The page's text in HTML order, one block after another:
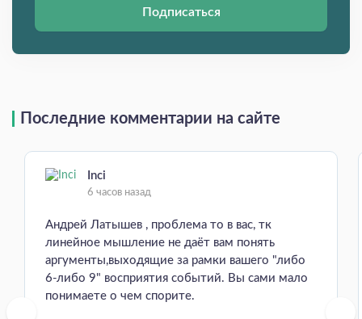
Подписаться
Последние комментарии на сайте
Inci
6 часов назад
Андрей Латышев , проблема то в вас, тк
линейное мышление не даёт вам понять
аргументы,выходящие за рамки вашего "либо
6-либо 9" восприятия событий. Вы сами мало
понимаете о чем спорите.